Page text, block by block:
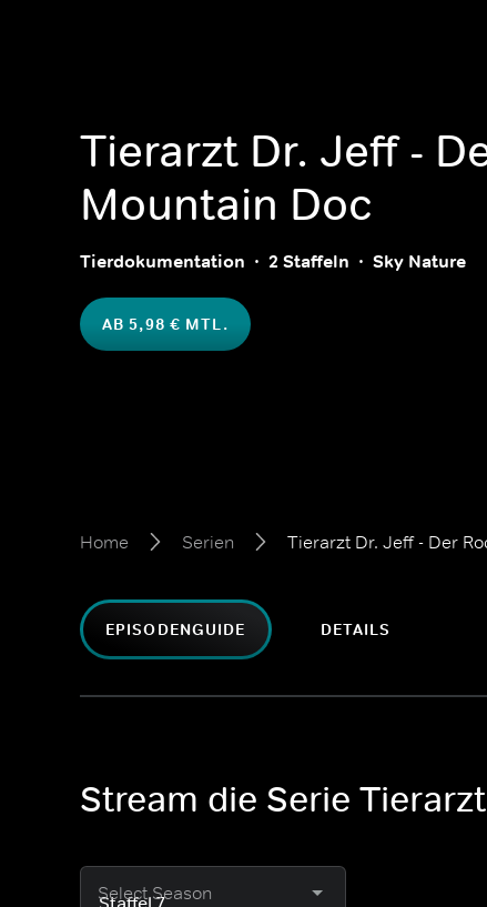
Tierarzt Dr. Jeff -
Mountain Doc
Tierdokumentation 2 Staffeln Sky Nature
AB 5,98 € MTL.
Home Serien Tierarzt Dr. Jeff - Der
EPISODENGUIDE DETAILS
Stream die Serie
Select Season